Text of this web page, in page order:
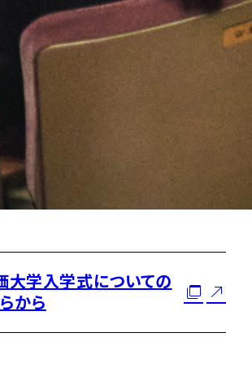
学入学式についての
から